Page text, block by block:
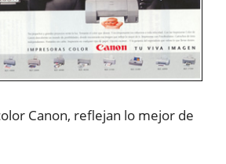
Canon, reflejan lo mejor de